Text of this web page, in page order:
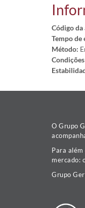
Código da
Tempo de
Método:
O Grupo
Para
mercado:
Grupo